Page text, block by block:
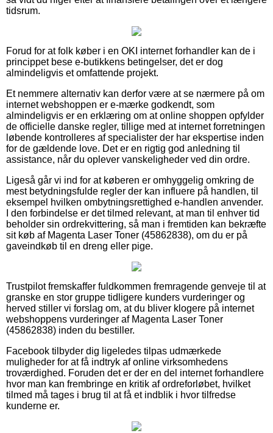
tidsrum.
Forud for at folk køber i en OKI internet forhandler kan de i
princippet bese e-butikkens betingelser, det er dog
almindeligvis et omfattende projekt.
Et nemmere alternativ kan derfor være at se nærmere på om
internet webshoppen er e-mærke godkendt, som
almindeligvis er en erklæring om at online shoppen opfylder
de officielle danske regler, tillige med at internet forretningen
løbende kontrolleres af specialister der har ekspertise inden
for de gældende love. Det er en rigtig god anledning til
assistance, når du oplever vanskeligheder ved din ordre.
Ligeså går vi ind for at køberen er omhyggelig omkring de
mest betydningsfulde regler der kan influere på handlen, til
eksempel hvilken ombytningsrettighed e-handlen anvender.
I den forbindelse er det tilmed relevant, at man til enhver tid
beholder sin ordrekvittering, så man i fremtiden kan bekræfte
sit køb af Magenta Laser Toner (45862838), om du er på
gaveindkøb til en dreng eller pige.
Trustpilot fremskaffer fuldkommen fremragende genveje til at
granske en stor gruppe tidligere kunders vurderinger og
herved stiller vi forslag om, at du bliver klogere på internet
webshoppens vurderinger af Magenta Laser Toner
(45862838) inden du bestiller.
Facebook tilbyder dig ligeledes tilpas udmærkede
muligheder for at få indtryk af online virksomhedens
troværdighed. Foruden det er der en del internet forhandlere
hvor man kan frembringe en kritik af ordreforløbet, hvilket
tilmed må tages i brug til at få et indblik i hvor tilfredse
kunderne er.